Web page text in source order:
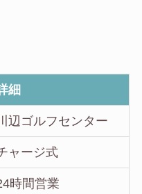
細
辺ゴルフセンター
ャージ式
時間営業